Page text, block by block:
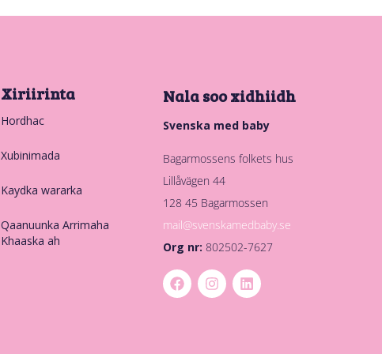
Xiriirinta
Hordhac
Xubinimada
Kaydka wararka
Qaanuunka Arrimaha
Khaaska ah
Nala soo xidhiidh
Svenska med baby
Bagarmossens folkets hus
Lillåvägen 44
128 45 Bagarmossen
mail@svenskamedbaby.se
Org nr: 802502-7627